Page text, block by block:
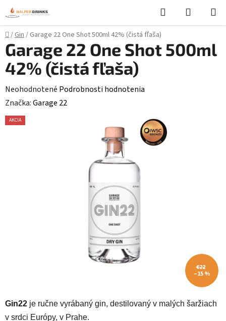
Prejsť
na
obsah
Hľadať
KOŠÍK
Domov
/Gin/ Garage 22 One Shot 500ml 42% (čistá fľaša)
Gin22 je ručne vyrábaný gin, destilovaný v malých šaržiach
v srdci Európy, v Prahe.
Garage 22 One Shot 500ml
42% (čistá fľaša)
Priemerné
hodnotenie
produktu
Neohodnotené Podrobnosti hodnotenia
Značka:Garage 22
AKCIA
€22
–15 %